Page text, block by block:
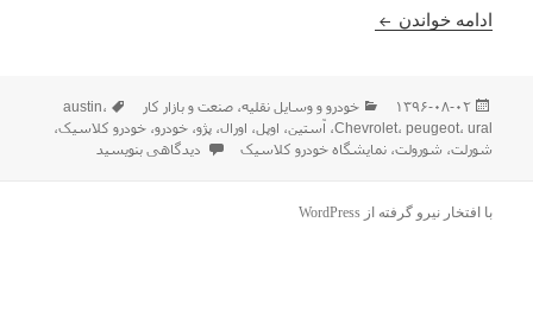
ادامه خواندن گزارش تصویری اختصاصی از نمایشگاه کوچک خودرو
ارسال
شده
در
۱۳۹۶-۰۸-۰۲ دسته‌ها
خودرو و وسایل نقلیه،صنعت و بازار كار برچسب‌ها
austin،
Chevrolet، peugeot، ural ، آستین، اوپل، اورال،پژو،خودرو،خودرو کلاسیک،
شورلت، شورولت،نمایشگاه خودرو کلاسیک برای گزارش تصویری اختصاصی از
دیدگاهی بنویسید
با افتخار نیرو گرفته از WordPress